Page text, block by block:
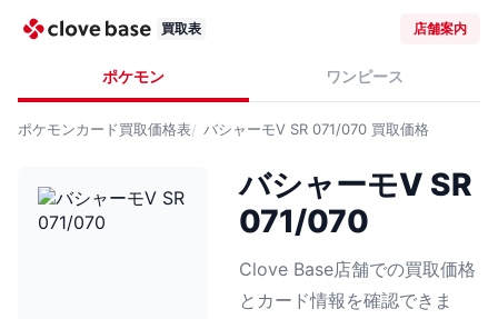
買取表 店舗案内
ポケモン ワンピース
ポケモンカード買取価格表 バシャーモV SR 071/070 買取価格
バシャーモV SR
071/070
Clove Base店舗での買取価格
とカード情報を確認できま